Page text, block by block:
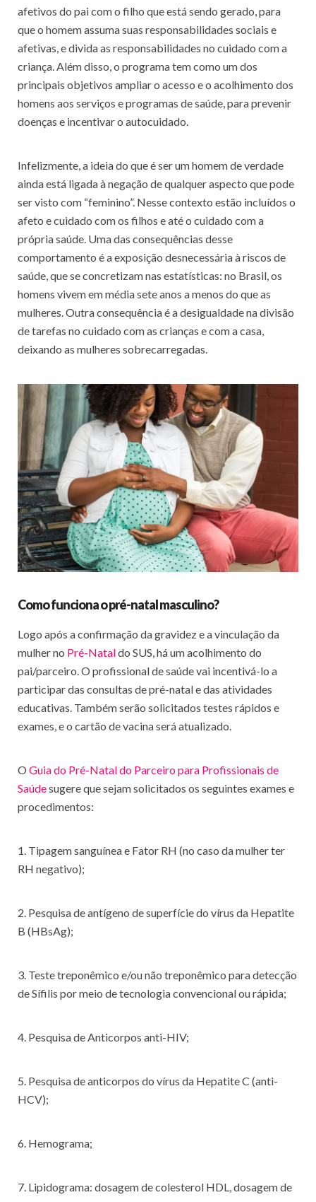
afetivos do pai com o filho que está sendo gerado, para
que o homem assuma suas responsabilidades sociais e
afetivas, e divida as responsabilidades no cuidado com a
criança. Além disso, o programa tem como um dos
principais objetivos ampliar o acesso e o acolhimento dos
homens aos serviços e programas de saúde, para prevenir
doenças e incentivar o autocuidado.
Infelizmente, a ideia do que é ser um homem de verdade
ainda está ligada à negação de qualquer aspecto que pode
ser visto com “feminino”. Nesse contexto estão incluídos o
afeto e cuidado com os filhos e até o cuidado com a
própria saúde. Uma das consequências desse
comportamento é a exposição desnecessária à riscos de
saúde, que se concretizam nas estatísticas: no Brasil, os
homens vivem em média sete anos a menos do que as
mulheres. Outra consequência é a desigualdade na divisão
de tarefas no cuidado com as crianças e com a casa,
deixando as mulheres sobrecarregadas.
Como funciona o pré-natal masculino?
Logo após a confirmação da gravidez e a vinculação da
mulher no Pré-Nataldo SUS, há um acolhimento do
pai/parceiro. O profissional de saúde vai incentivá-lo a
participar das consultas de pré-natal e das atividades
educativas. Também serão solicitados testes rápidos e
exames, e o cartão de vacina será atualizado.
O Guia do Pré-Natal do Parceiro para Profissionais de
Saúdesugere que sejam solicitados os seguintes exames e
procedimentos:
1. Tipagem sanguínea e Fator RH (no caso da mulher ter
RH negativo);
2. Pesquisa de antígeno de superfície do vírus da Hepatite
B (HBsAg);
3. Teste treponêmico e/ou não treponêmico para detecção
de Sífilis por meio de tecnologia convencional ou rápida;
4. Pesquisa de Anticorpos anti-HIV;
5. Pesquisa de anticorpos do vírus da Hepatite C (anti-
HCV);
6. Hemograma;
7. Lipidograma: dosagem de colesterol HDL, dosagem de